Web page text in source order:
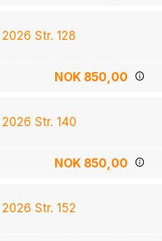
Str. 128
NOK 850,00
Str. 140
NOK 850,00
Str. 152